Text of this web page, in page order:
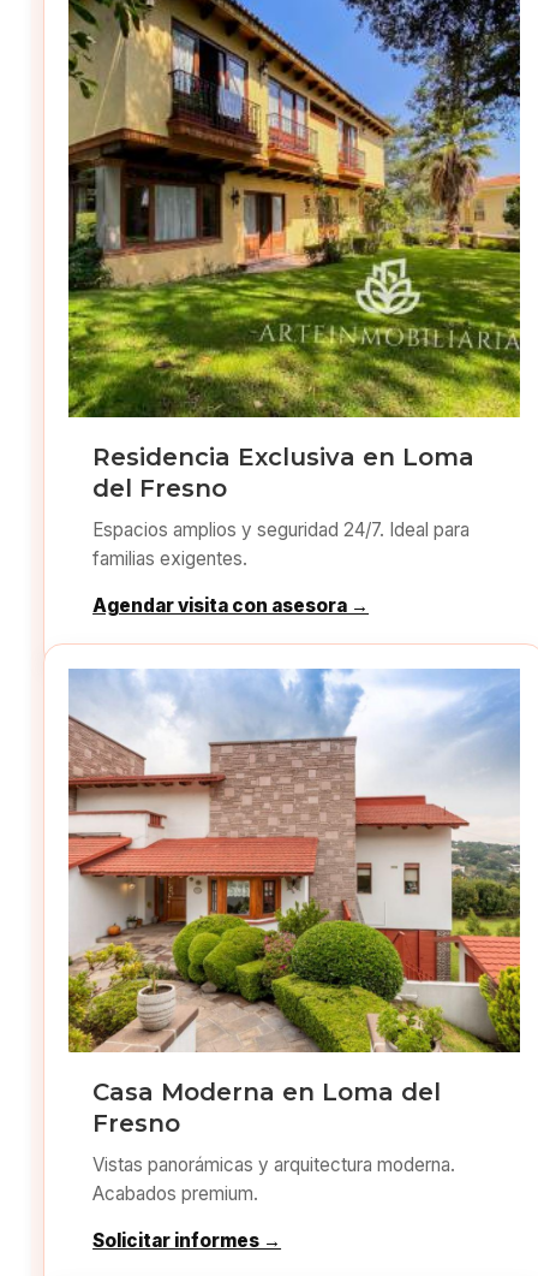
Residencia Exclusiva en Loma
del Fresno
Espacios amplios y seguridad 24/7. Ideal para
familias exigentes.
Agendar visita con asesora →
Casa Moderna en Loma del
Fresno
Vistas panorámicas y arquitectura moderna.
Acabados premium.
Solicitar informes →